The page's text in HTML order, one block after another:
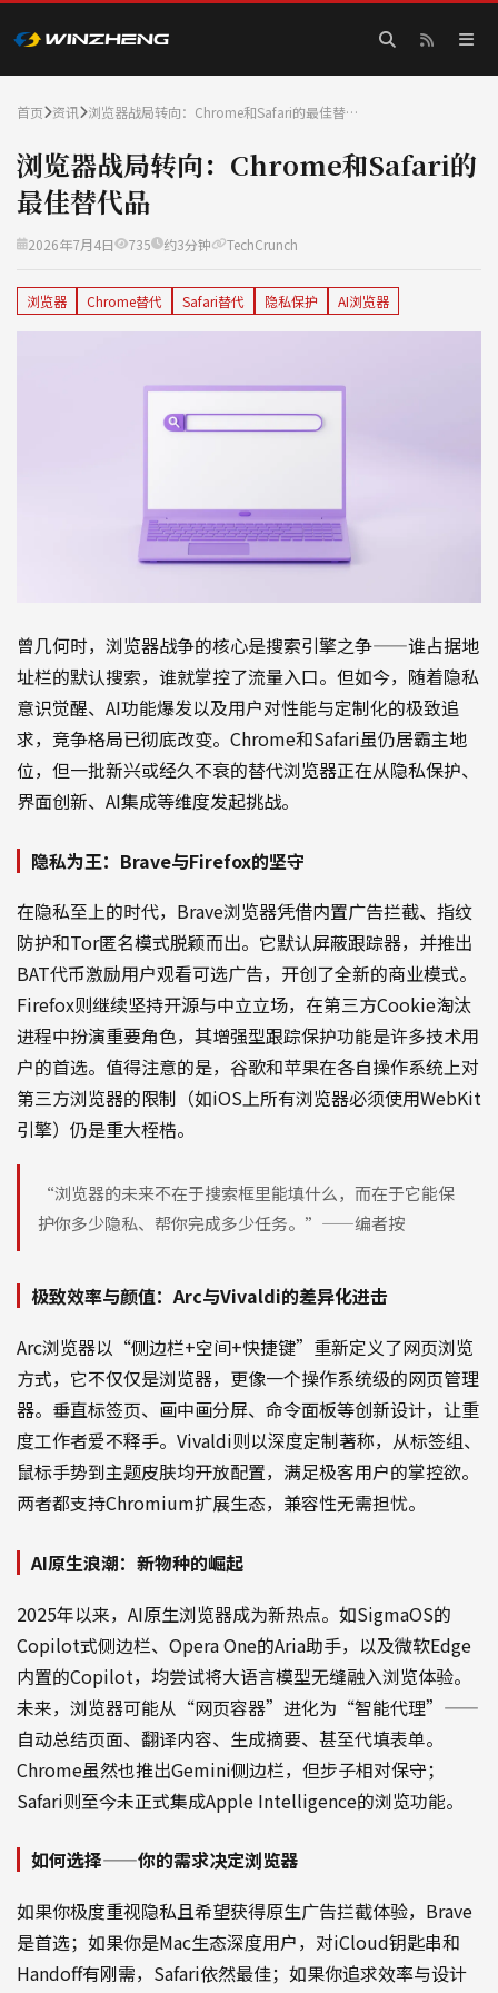
首页 资讯 浏览器战局转向：Chrome和Safari的最佳替…
浏览器战局转向：Chrome和Safari的
最佳替代品
2026年7月4日 735 约3分钟 TechCrunch
浏览器 Chrome替代 Safari替代 隐私保护 AI浏览器
曾几何时，浏览器战争的核心是搜索引擎之争——谁占据地
址栏的默认搜索，谁就掌控了流量入口。但如今，随着隐私
意识觉醒、AI功能爆发以及用户对性能与定制化的极致追
求，竞争格局已彻底改变。Chrome和Safari虽仍居霸主地
位，但一批新兴或经久不衰的替代浏览器正在从隐私保护、
界面创新、AI集成等维度发起挑战。
隐私为王：Brave与Firefox的坚守
在隐私至上的时代，Brave浏览器凭借内置广告拦截、指纹
防护和Tor匿名模式脱颖而出。它默认屏蔽跟踪器，并推出
BAT代币激励用户观看可选广告，开创了全新的商业模式。
Firefox则继续坚持开源与中立立场，在第三方Cookie淘汰
进程中扮演重要角色，其增强型跟踪保护功能是许多技术用
户的首选。值得注意的是，谷歌和苹果在各自操作系统上对
第三方浏览器的限制（如iOS上所有浏览器必须使用WebKit
引擎）仍是重大桎梏。
“浏览器的未来不在于搜索框里能填什么，而在于它能保
护你多少隐私、帮你完成多少任务。”——编者按
极致效率与颜值：Arc与Vivaldi的差异化进击
Arc浏览器以“侧边栏+空间+快捷键”重新定义了网页浏览
方式，它不仅仅是浏览器，更像一个操作系统级的网页管理
器。垂直标签页、画中画分屏、命令面板等创新设计，让重
度工作者爱不释手。Vivaldi则以深度定制著称，从标签组、
鼠标手势到主题皮肤均开放配置，满足极客用户的掌控欲。
两者都支持Chromium扩展生态，兼容性无需担忧。
AI原生浪潮：新物种的崛起
2025年以来，AI原生浏览器成为新热点。如SigmaOS的
Copilot式侧边栏、Opera One的Aria助手，以及微软Edge
内置的Copilot，均尝试将大语言模型无缝融入浏览体验。
未来，浏览器可能从“网页容器”进化为“智能代理”——
自动总结页面、翻译内容、生成摘要、甚至代填表单。
Chrome虽然也推出Gemini侧边栏，但步子相对保守；
Safari则至今未正式集成Apple Intelligence的浏览功能。
如何选择——你的需求决定浏览器
如果你极度重视隐私且希望获得原生广告拦截体验，Brave
是首选；如果你是Mac生态深度用户，对iCloud钥匙串和
Handoff有刚需，Safari依然最佳；如果你追求效率与设计